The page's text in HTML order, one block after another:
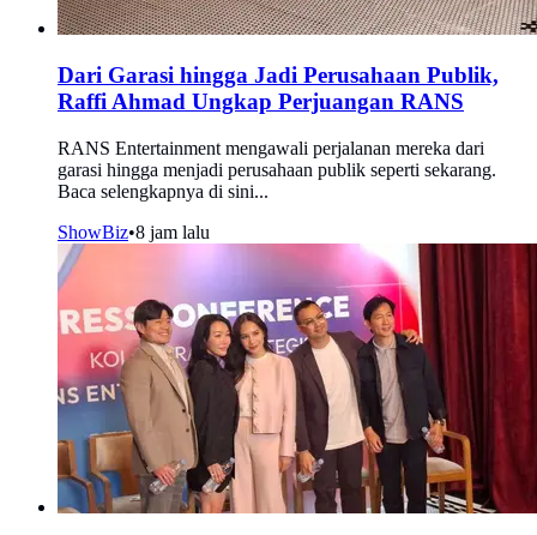
Dari Garasi hingga Jadi Perusahaan Publik,
Raffi Ahmad Ungkap Perjuangan RANS
RANS Entertainment mengawali perjalanan mereka dari
garasi hingga menjadi perusahaan publik seperti sekarang.
Baca selengkapnya di sini...
ShowBiz•8 jam lalu